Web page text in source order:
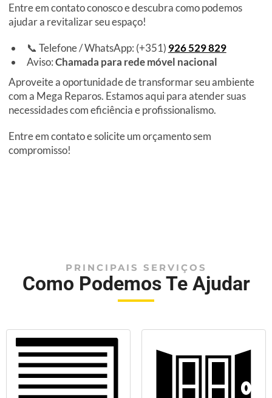
Entre em contato conosco e descubra como podemos
ajudar a revitalizar seu espaço!
📞 Telefone / WhatsApp: (+351) 926 529 829
Aviso:Chamada para rede móvel nacional
Aproveite a oportunidade de transformar seu ambiente
com a Mega Reparos. Estamos aqui para atender suas
necessidades com eficiência e profissionalismo.
Entre em contato e solicite um orçamento sem
compromisso!
PRINCIPAIS SERVIÇOS
Como Podemos Te Ajudar